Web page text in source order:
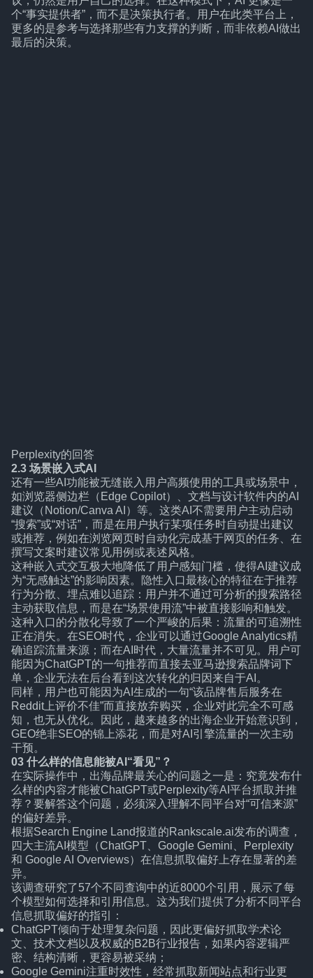
个“事实提供者”，而不是决策执行者。用户在此类平台上，
更多的是参考与选择那些有力支撑的判断，而非依赖AI做出
最后的决策。
Perplexity的回答
2.3 场景嵌入式AI
还有一些AI功能被无缝嵌入用户高频使用的工具或场景中，
如浏览器侧边栏（Edge Copilot）、文档与设计软件内的AI
建议（Notion/Canva AI）等。这类AI不需要用户主动启动
“搜索”或“对话”，而是在用户执行某项任务时自动提出建议
或推荐，例如在浏览网页时自动化完成基于网页的任务、在
撰写文案时建议常见用例或表述风格。
这种嵌入式交互极大地降低了用户感知门槛，使得AI建议成
为“无感触达”的影响因素。隐性入口最核心的特征在于推荐
行为分散、埋点难以追踪：用户并不通过可分析的搜索路径
主动获取信息，而是在“场景使用流”中被直接影响和触发。
这种入口的分散化导致了一个严峻的后果：流量的可追溯性
正在消失。在SEO时代，企业可以通过Google Analytics精
确追踪流量来源；而在AI时代，大量流量并不可见。用户可
能因为ChatGPT的一句推荐而直接去亚马逊搜索品牌词下
单，企业无法在后台看到这次转化的归因来自于AI。
同样，用户也可能因为AI生成的一句“该品牌售后服务在
Reddit上评价不佳”而直接放弃购买，企业对此完全不可感
知，也无从优化。因此，越来越多的出海企业开始意识到，
GEO绝非SEO的锦上添花，而是对AI引擎流量的一次主动
干预。
03 什么样的信息能被AI“看见”？
在实际操作中，出海品牌最关心的问题之一是：究竟发布什
么样的内容才能被ChatGPT或Perplexity等AI平台抓取并推
荐？要解答这个问题，必须深入理解不同平台对“可信来源”
的偏好差异。
根据Search Engine Land报道的Rankscale.ai发布的调查，
四大主流AI模型（ChatGPT、Google Gemini、Perplexity
和 Google AI Overviews）在信息抓取偏好上存在显著的差
异。
该调查研究了57个不同查询中的近8000个引用，展示了每
个模型如何选择和引用信息。这为我们提供了分析不同平台
信息抓取偏好的指引：
ChatGPT倾向于处理复杂问题，因此更偏好抓取学术论
文、技术文档以及权威的B2B行业报告，如果内容逻辑严
密、结构清晰，更容易被采纳；
Google Gemini注重时效性，经常抓取新闻站点和行业更